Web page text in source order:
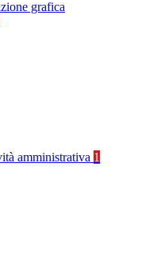
grafica
amministrativa 1